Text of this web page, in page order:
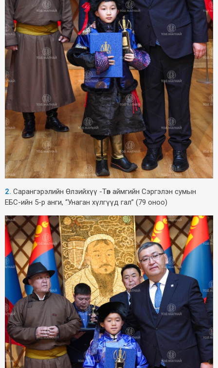
2. Сарангэрэлийн Өлзийхүү -Төв аймгийн Сэргэлэн сумын
ЕБС-ийн 5-р анги, “Унаган хүлгүүд гал” (79 оноо)